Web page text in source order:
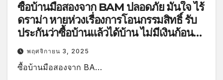
ซื้อบ้านมือสองจาก BAM ปลอดภัย มั่นใจ ไร้
ดราม่า หายห่วงเรื่องการโอนกรรมสิทธิ์ รับ
ประกันว่าซื้อบ้านแล้วได้บ้าน ไม่มีเงินก้อน
มาผ่อนตรงกับ BAM
พฤศจิกายน 3, 2025
ซื้อบ้านมือสองจาก BA…